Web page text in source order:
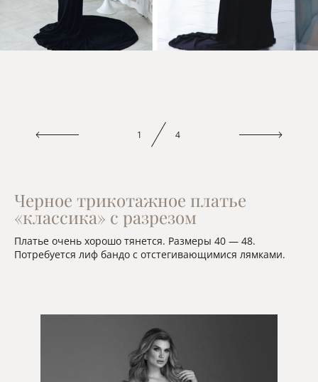
1 4
Черное трикотажное платье
«классика» с разрезом
Платье очень хорошо тянется. Размеры 40 — 48.
Потребуется лиф бандо с отстегивающимися лямками.